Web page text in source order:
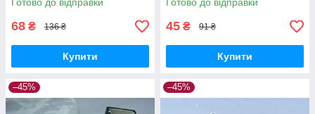
Готово до відправки
68 ₴ 136 ₴
Купити
Готово до відправки
45 ₴ 91 ₴
Купити
–45% –45%